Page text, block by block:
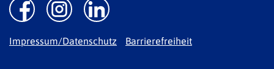
Impressum/Datenschutz Barrierefreiheit